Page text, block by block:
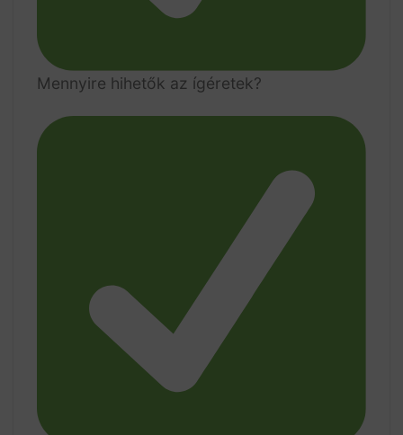
Mennyire hihetők az ígéretek?